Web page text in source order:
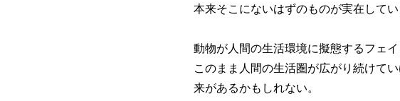
本来そこにないはずのものが実在してい
動物が人間の生活環境に擬態するフェイ
このまま人間の生活圏が広がり続けて
来があるかもしれない。